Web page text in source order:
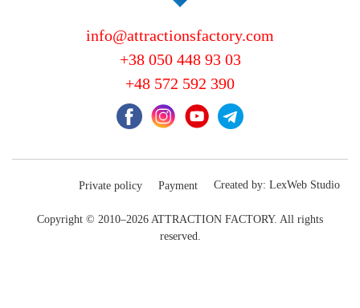
info@attractionsfactory.com
+38 050 448 93 03
+48 572 592 390
Copyright © 2010–2026 ATTRACTION FACTORY. All rights
reserved.
Private policy Payment Created by: LexWeb Studio